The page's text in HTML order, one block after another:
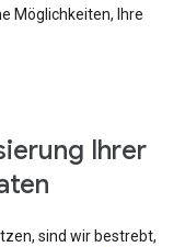
Möglichkeiten, Ihre
Ihrer
sind wir bestrebt,